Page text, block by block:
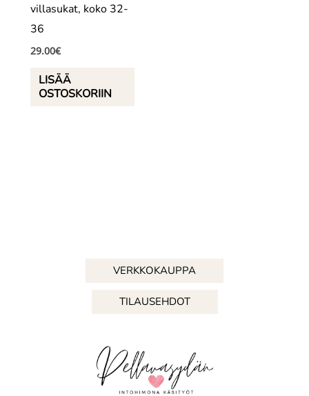
villasukat, koko 32-
36
29.00€
LISÄÄ
OSTOSKORIIN
VERKKOKAUPPA
TILAUSEHDOT